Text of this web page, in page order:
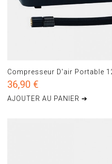
Compresseur D'air Portable
36,90 €
AJOUTER AU PANIER ➔